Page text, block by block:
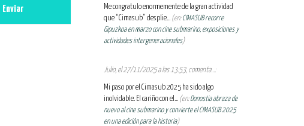
Enviar
Me congratulo enormemente de la gran actividad
que “Cimasub” desplie... (en:CIMASUB recorre
Gipuzkoa en marzo con cine submarino, exposiciones y
actividades intergeneracionales)
Julio, el 27/11/2025 a las 13:53, comenta...:
Mi paso por el Cimasub 2025 ha sido algo
inolvidable. El cariño con el... (en:Donostia abraza de
nuevo al cine submarino y convierte el CIMASUB 2025
en una edición para la historia)